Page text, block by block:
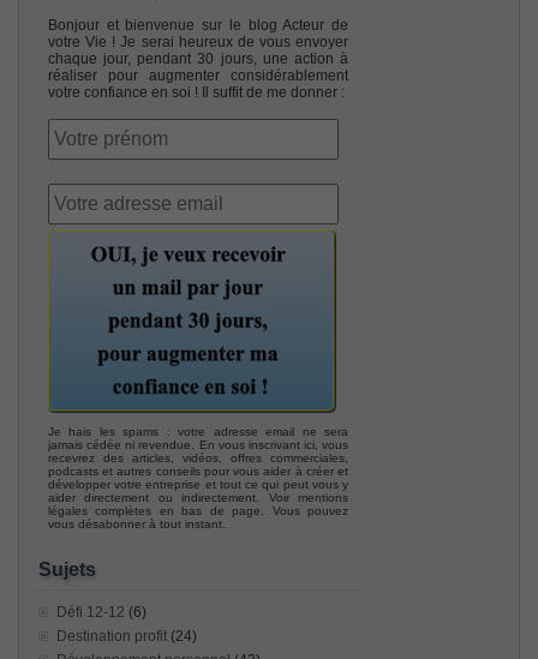
Bonjour et bienvenue sur le blog Acteur de
votre Vie ! Je serai heureux de vous envoyer
chaque jour, pendant 30 jours, une action à
réaliser pour augmenter considérablement
votre confiance en soi ! Il suffit de me donner :
Je hais les spams : votre adresse email ne sera
jamais cédée ni revendue. En vous inscrivant ici, vous
recevrez des articles, vidéos, offres commerciales,
podcasts et autres conseils pour vous aider à créer et
développer votre entreprise et tout ce qui peut vous y
aider directement ou indirectement. Voir mentions
légales complètes en bas de page. Vous pouvez
vous désabonner à tout instant.
Sujets
Défi 12-12 (6)
Destination profit (24)